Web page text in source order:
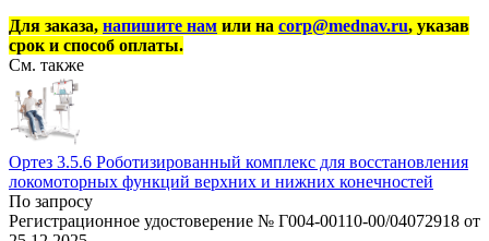
Для заказа, напишите нам или на corp@mednav.ru, указав
срок и способ оплаты.
См. также
Ортез 3.5.6 Роботизированный комплекс для восстановления
локомоторных функций верхних и нижних конечностей
По запросу
Регистрационное удостоверение № Г004-00110-00/04072918 от